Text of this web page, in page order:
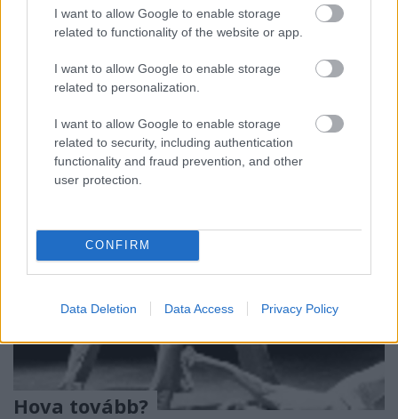
I want to allow Google to enable storage
related to functionality of the website or app.
I want to allow Google to enable storage
related to personalization.
I want to allow Google to enable storage
related to security, including authentication
functionality and fraud prevention, and other
user protection.
CONFIRM
Data Deletion Data Access Privacy Policy
Magyarország, 2003. Huszonévesen már látszanak a
bomlás jelei mindenkin, szellemileg, fizikailag és
a népszerûség, a karrier vagy a család illúziójába
kapaszkodók - nem kevésbé torzak, mint az ócska…
Hova tovább?